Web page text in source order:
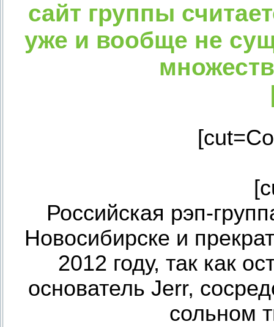
сайт группы
уже и вообще не
Российская рэп-
Новосибирске и
2012 году, так как
основатель Jerr,
сольном